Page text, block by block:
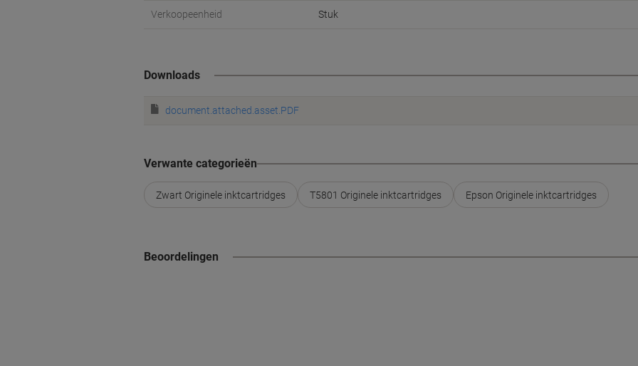
Verkoopeenheid Stuk
Downloads
document.attached.asset.PDF
Verwante categorieën
Zwart Originele inktcartridges T5801 Originele inktcartridges Epson Originele inktcartridges
Beoordelingen